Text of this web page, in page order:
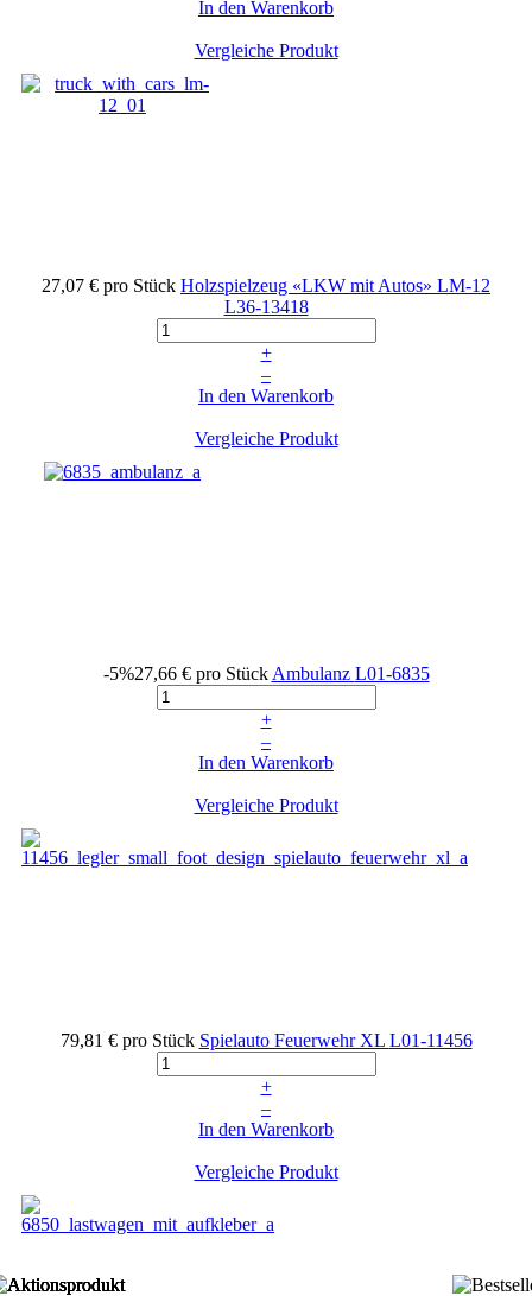
In den Warenkorb
Vergleiche Produkt
27,07 € pro Stück Holzspielzeug «LKW mit Autos» LM-12
L36-13418
+
–
In den Warenkorb
Vergleiche Produkt
-5%27,66 € pro Stück Ambulanz L01-6835
+
–
In den Warenkorb
Vergleiche Produkt
79,81 € pro Stück Spielauto Feuerwehr XL L01-11456
+
–
In den Warenkorb
Vergleiche Produkt